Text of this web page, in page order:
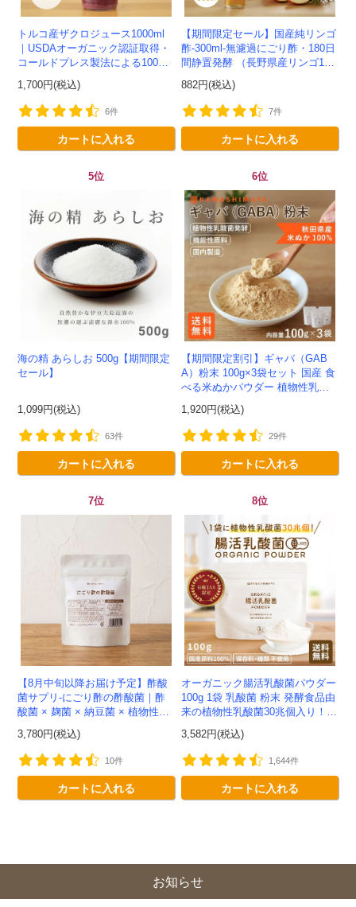
トルコ産ザクロジュース1000ml
｜USDAオーガニック認証取得・
コールドプレス製法による100%
ザクロジュース
1,700円(税込)
6件
カートに入れる
【期間限定セール】国産純リンゴ
酢-300ml-無濾過にごり酢・180日
間静置発酵 （長野県産リンゴ10
0%）-かわしま屋-
882円(税込)
7件
カートに入れる
5位
海の精 あらしお 500g【期間限定
セール】
1,099円(税込)
63件
カートに入れる
6位
【期間限定割引】ギャバ（GAB
A）粉末 100g×3袋セット 国産 食
べる米ぬかパウダー 植物性乳酸
菌発酵 -かわしま屋- 【送料無
料】*メール便での発送...
1,920円(税込)
29件
カートに入れる
7位
【8月中旬以降お届け予定】酢酸
菌サプリ-にごり酢の酢酸菌｜酢
酸菌 × 麹菌 × 納豆菌 × 植物性乳
酸菌20兆個を一粒に凝縮-かわし
ま屋-【送料無料】*メ...
3,780円(税込)
10件
カートに入れる
8位
オーガニック腸活乳酸菌パウダー
100g 1袋 乳酸菌 粉末 発酵食品由
来の植物性乳酸菌30兆個入り！有
機JAS認定 -かわしま屋- 【送料無
料】 *メ...
3,582円(税込)
1,644件
カートに入れる
お知らせ
今すぐ使える300円OFFクーポンを
ご用意しました🎁
会員登録ありがとうございます！
＼ ご登録の感謝を込めて ／
300円OFF